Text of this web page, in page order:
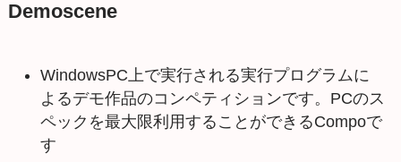
Demoscene
WindowsPC上で実行される実行プログラムに
よるデモ作品のコンペティションです。PCのス
ペックを最大限利用することができるCompoで
す